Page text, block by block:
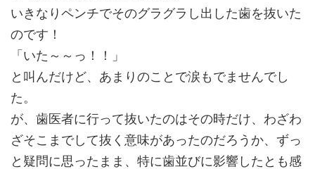
いきなりペンチでそのグラグラし出した歯を抜いた
のです！
「いた～～っ！！」
と叫んだけど、あまりのことで涙もでませんでし
た。
が、歯医者に行って抜いたのはその時だけ、わざわ
ざそこまでして抜く意味があったのだろうか、ずっ
と疑問に思ったまま、特に歯並びに影響したとも感